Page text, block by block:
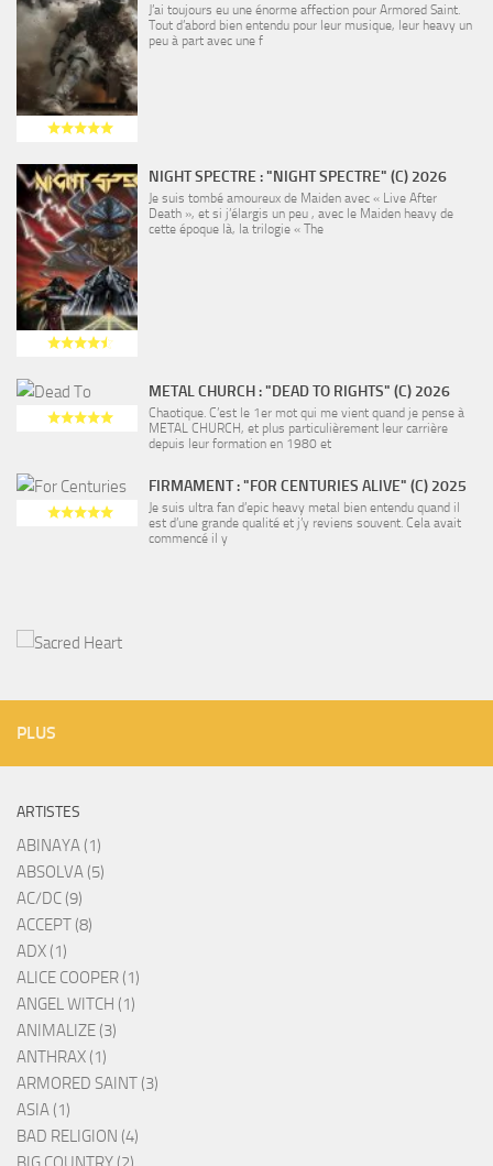
J’ai toujours eu une énorme affection pour Armored Saint.
Tout d’abord bien entendu pour leur musique, leur heavy un
peu à part avec une f
NIGHT SPECTRE : "NIGHT SPECTRE" (C) 2026
Je suis tombé amoureux de Maiden avec « Live After
Death », et si j’élargis un peu , avec le Maiden heavy de
cette époque là, la trilogie « The
METAL CHURCH : "DEAD TO RIGHTS" (C) 2026
Chaotique. C’est le 1er mot qui me vient quand je pense à
METAL CHURCH, et plus particulièrement leur carrière
depuis leur formation en 1980 et
FIRMAMENT : "FOR CENTURIES ALIVE" (C) 2025
Je suis ultra fan d’epic heavy metal bien entendu quand il
est d’une grande qualité et j’y reviens souvent. Cela avait
commencé il y
PLUS
ARTISTES
ABINAYA (1)
ABSOLVA (5)
AC/DC (9)
ACCEPT (8)
ADX (1)
ALICE COOPER (1)
ANGEL WITCH (1)
ANIMALIZE (3)
ANTHRAX (1)
ARMORED SAINT (3)
ASIA (1)
BAD RELIGION (4)